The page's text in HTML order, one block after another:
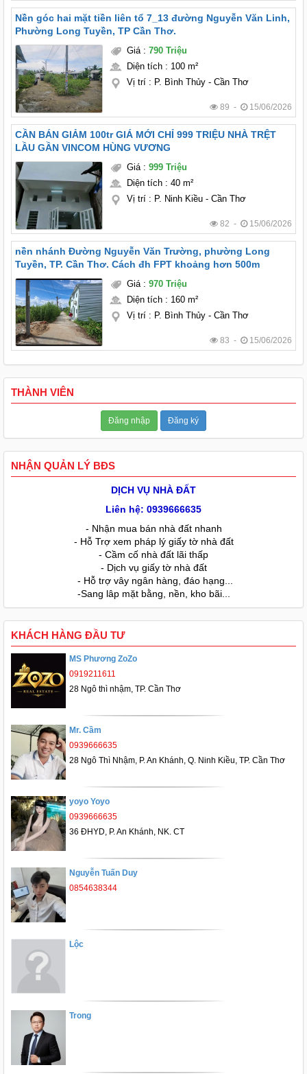
Nền góc hai mặt tiền liên tổ 7_13 đường Nguyễn Văn Linh,
Phường Long Tuyền, TP Cần Thơ.
Giá: 790 Triệu
Diện tích: 100 m²
Vị trí: P. Bình Thủy - Cần Thơ
89 - 15/06/2026
CẦN BÁN GIẢM 100tr GIÁ MỚI CHỈ 999 TRIỆU NHÀ TRỆT
LẦU GẦN VINCOM HÙNG VƯƠNG
Giá: 999 Triệu
Diện tích: 40 m²
Vị trí: P. Ninh Kiều - Cần Thơ
82 - 15/06/2026
nền nhánh Đường Nguyễn Văn Trường, phường Long
Tuyền, TP. Cần Thơ. Cách đh FPT khoảng hơn 500m
Giá: 970 Triệu
Diện tích: 160 m²
Vị trí: P. Bình Thủy - Cần Thơ
83 - 15/06/2026
THÀNH VIÊN
Đăng nhập Đăng ký
NHẬN QUẢN LÝ BĐS
DỊCH VỤ NHÀ ĐẤT
Liên hệ: 0939666635
- Nhận mua bán nhà đất nhanh
- Hỗ Trợ xem pháp lý giấy tờ nhà đất
- Cầm cố nhà đất lãi thấp
- Dịch vụ giấy tờ nhà đất
- Hỗ trợ vây ngân hàng, đáo hạng...
-Sang lâp mặt bằng, nền, kho bãi...
KHÁCH HÀNG ĐẦU TƯ
MS Phương ZoZo
0919211611
28 Ngô thì nhậm, TP. Cần Thơ
Mr. Cầm
0939666635
28 Ngô Thì Nhậm, P. An Khánh, Q. Ninh Kiều, TP. Cần Thơ
yoyo Yoyo
0939666635
36 ĐHYD, P. An Khánh, NK. CT
Nguyễn Tuấn Duy
0854638344
Lộc
Trong